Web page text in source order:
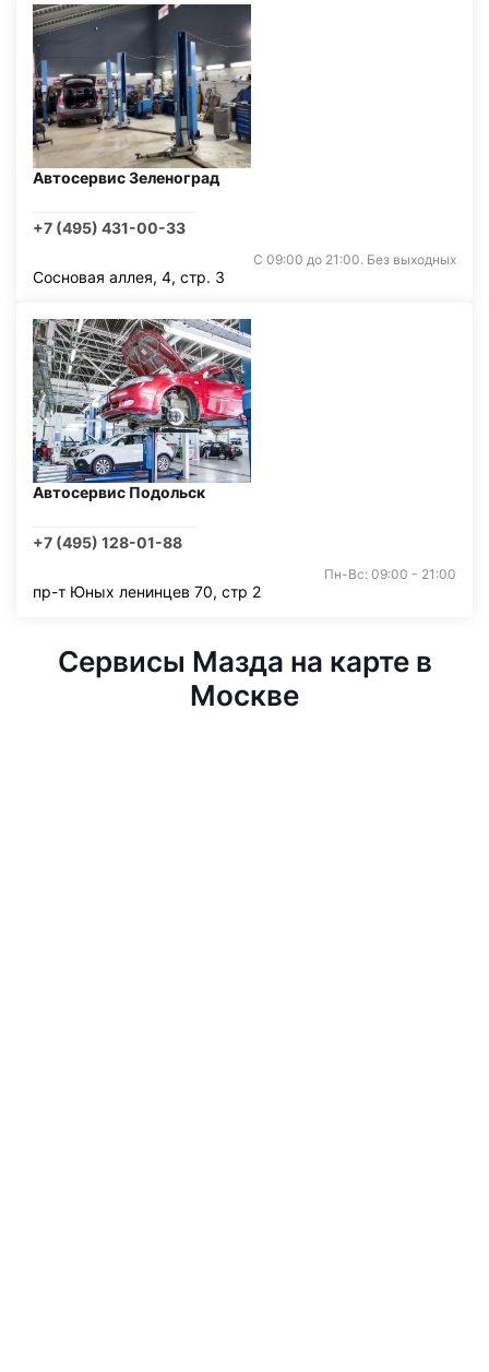
Автосервис Зеленоград
+7 (495) 431-00-33
С 09:00 до 21:00. Без выходных
Сосновая аллея, 4, стр. 3
Автосервис Подольск
+7 (495) 128-01-88
Пн-Вс: 09:00 - 21:00
пр-т Юных ленинцев 70, стр 2
Сервисы Мазда на карте в
Москве